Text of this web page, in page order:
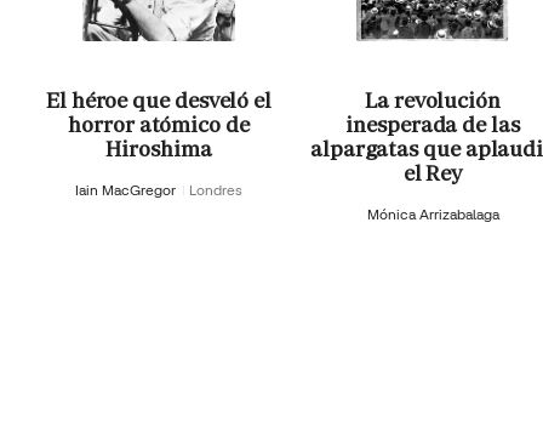
El héroe que desveló el
horror atómico de
Hiroshima
Iain MacGregor Londres
La revolución
inesperada de las
alpargatas que
el Rey
Mónica Arrizabalaga